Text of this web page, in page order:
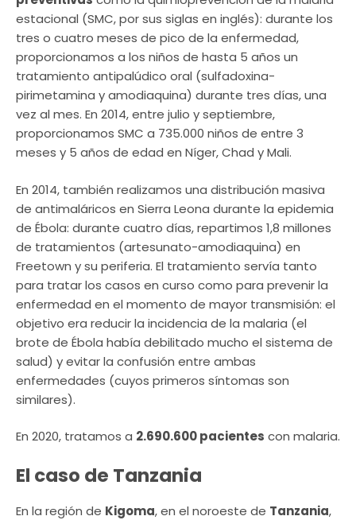
estacional (SMC, por sus siglas en inglés): durante los
tres o cuatro meses de pico de la enfermedad,
proporcionamos a los niños de hasta 5 años un
tratamiento antipalúdico oral (sulfadoxina-
pirimetamina y amodiaquina) durante tres días, una
vez al mes. En 2014, entre julio y septiembre,
proporcionamos SMC a 735.000 niños de entre 3
meses y 5 años de edad en Níger, Chad y Mali.
En 2014, también realizamos una distribución masiva
de antimaláricos en Sierra Leona durante la epidemia
de Ébola: durante cuatro días, repartimos 1,8 millones
de tratamientos (artesunato-amodiaquina) en
Freetown y su periferia. El tratamiento servía tanto
para tratar los casos en curso como para prevenir la
enfermedad en el momento de mayor transmisión: el
objetivo era reducir la incidencia de la malaria (el
brote de Ébola había debilitado mucho el sistema de
salud) y evitar la confusión entre ambas
enfermedades (cuyos primeros síntomas son
similares).
En 2020, tratamos a 2.690.600 pacientes con malaria.
El caso de Tanzania
En la región de Kigoma, en el noroeste de Tanzania,